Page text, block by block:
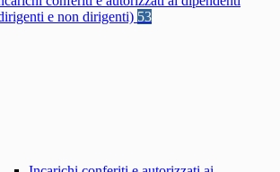
e non dirigenti) 53